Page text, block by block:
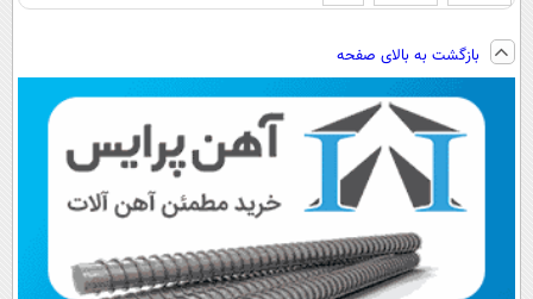
بازگشت به بالای صفحه